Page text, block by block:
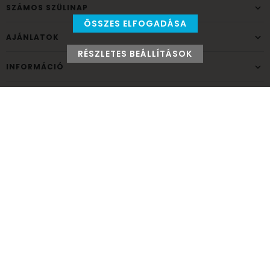
SZÁMOS SZÜLINAP
AJÁNLATOK
INFORMÁCIÓ
ÖSSZES ELFOGADÁSA
RÉSZLETES BEÁLLÍTÁSOK